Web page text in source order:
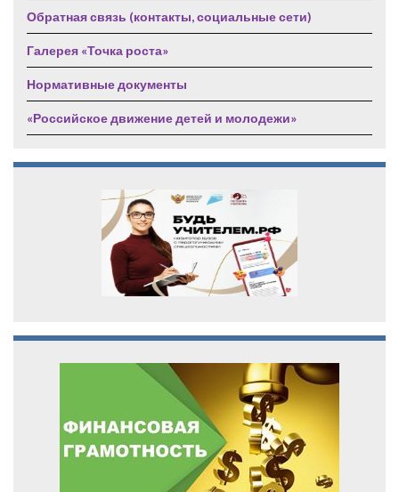
Обратная связь (контакты, социальные сети)
Галерея «Точка роста»
Нормативные документы
«Российское движение детей и молодежи»